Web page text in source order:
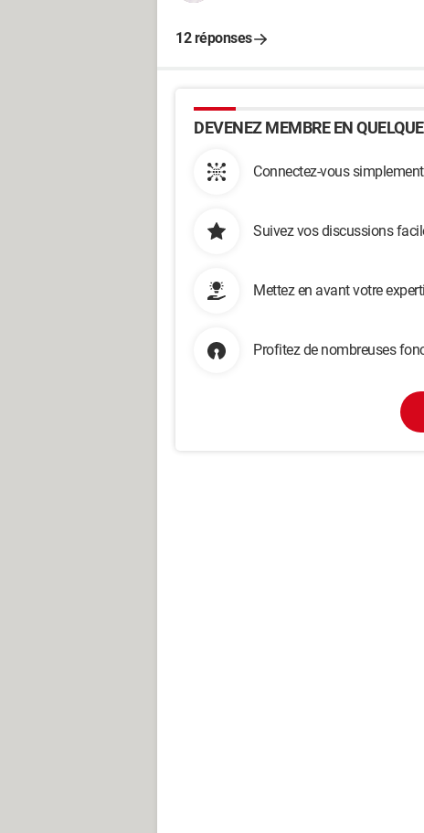
12 réponses
DEVENEZ MEMBRE EN
Connectez-vous
Suivez vos discussions
Mettez en avant votre
Profitez de nombreuses